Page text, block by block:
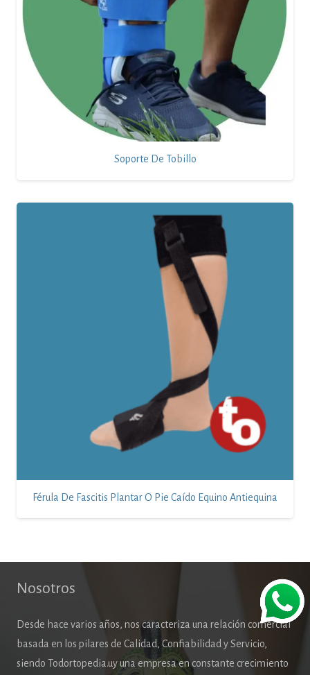
Soporte De Tobillo
Férula De Fascitis Plantar O Pie Caído Equino Antiequina
Nosotros
Desde hace varios años, nos caracteriza una relación comercial
basada en los pilares de Calidad, Confiabilidad y Servicio,
siendo Todortopedia.uy una empresa en constante crecimiento